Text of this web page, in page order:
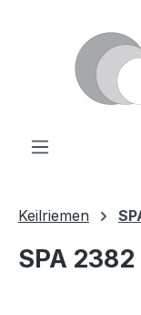
Keilriemen
SPA 2382